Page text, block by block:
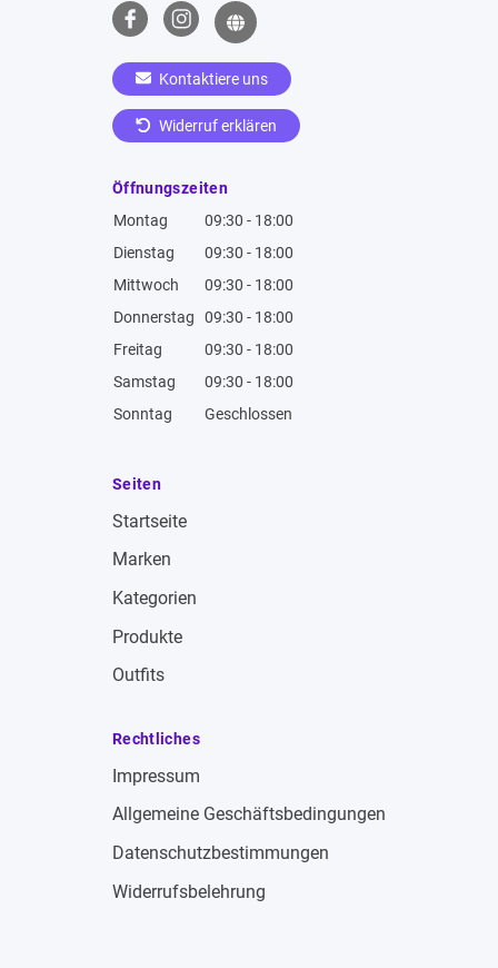
Kontaktiere uns
Widerruf erklären
Öffnungszeiten
Montag
09:30 - 18:00
Dienstag
09:30 - 18:00
Mittwoch
09:30 - 18:00
Donnerstag
09:30 - 18:00
Freitag
09:30 - 18:00
Samstag
09:30 - 18:00
Sonntag
Geschlossen
Seiten
Startseite
Marken
Kategorien
Produkte
Outfits
Rechtliches
Impressum
Allgemeine Geschäftsbedingungen
Datenschutzbestimmungen
Widerrufsbelehrung